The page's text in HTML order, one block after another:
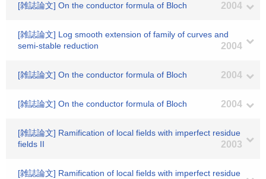
[雑誌論文] On the conductor formula of Bloch 2004
[雑誌論文] Log smooth extension of family of curves and
semi-stable reduction
2004
[雑誌論文] On the conductor formula of Bloch 2004
[雑誌論文] On the conductor formula of Bloch 2004
[雑誌論文] Ramification of local fields with imperfect residue
fields II
2003
[雑誌論文] Ramification of local fields with imperfect residue